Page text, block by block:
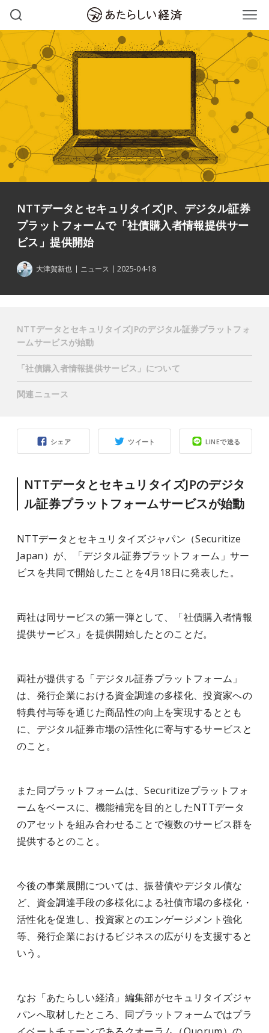
NTTデータとセキュリタイズJP、デジタル証券
プラットフォームで「社債購入者情報提供サー
ビス」提供開始
大津賀新也 ニュース 2025-04-18
シェア ツイート LINEで送る
NTTデータとセキュリタイズJPのデジタ
ル証券プラットフォームサービスが始動
NTTデータとセキュリタイズジャパン（Securitize
Japan）が、「デジタル証券プラットフォーム」サー
ビスを共同で開始したことを4月18日に発表した。
両社は同サービスの第一弾として、「社債購入者情報
提供サービス」を提供開始したとのことだ。
両社が提供する「デジタル証券プラットフォーム」
は、発行企業における資金調達の多様化、投資家への
特典付与等を通じた商品性の向上を実現するととも
に、デジタル証券市場の活性化に寄与するサービスと
のこと。
また同プラットフォームは、Securitizeプラットフォ
ームをベースに、機能補完を目的としたNTTデータ
のアセットを組み合わせることで複数のサービス群を
提供するとのこと。
今後の事業展開については、振替債やデジタル債な
ど、資金調達手段の多様化による社債市場の多様化・
活性化を促進し、投資家とのエンゲージメント強化
等、発行企業におけるビジネスの広がりを支援すると
いう。
なお「あたらしい経済」編集部がセキュリタイズジャ
パンへ取材したところ、同プラットフォームではプラ
NTTデータとセキュリタイズJPのデジタル証券プラットフォ
ームサービスが始動
「社債購入者情報提供サービス」について
関連ニュース